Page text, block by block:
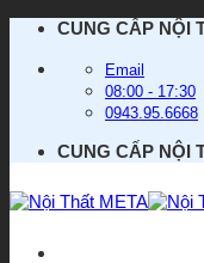
CUNG CẤP NỘI
Email
08:00 - 17:30
0943.95.6668
CUNG CẤP NỘI